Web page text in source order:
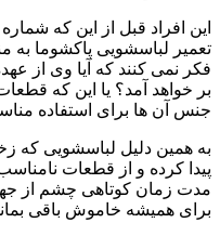
این افراد قبل از این که
تعمیر لباسشویی پاکشوما به
فکر نمی کنند که آیا وی از
بر خواهد آمد؟ یا این که
جنس آن ها برای استفاده
به همین دلیل لباسشویی که
پیدا کرده و از قطعات
مدت زمان کوتاهی چشم از
برای همیشه خاموش باقی